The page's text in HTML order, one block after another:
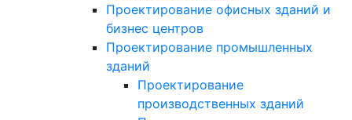
Проектирование офисных зданий и
бизнес центров
Проектирование промышленных
зданий
Проектирование
производственных зданий